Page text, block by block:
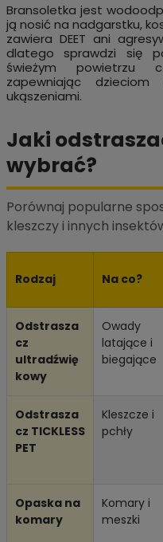
Bransoletka jest
ją nosić na nadgarstku,
zawiera DEET ani
dlatego sprawdzi się
świeżym powietrzu
zapewniając
ukąszeniami.
Jaki
wybrać?
Porównaj popularne
kleszczy i innych
Rodzaj Na co?
Odstrasza
cz
ultradźwię
kowy
Owady
latające i
biegające
Odstrasza
cz TICKLESS
PET
Kleszcze i
pchły
Opaska na
komary
Komary i
meszki